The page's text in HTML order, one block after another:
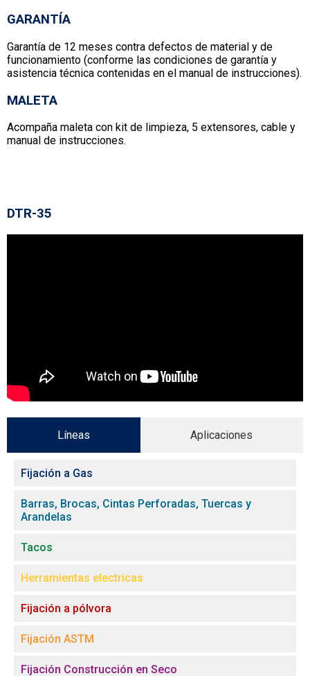
GARANTÍA
Garantía de 12 meses contra defectos de material y de
funcionamiento (conforme las condiciones de garantía y
asistencia técnica contenidas en el manual de instrucciones).
MALETA
Acompaña maleta con kit de limpieza, 5 extensores, cable y
manual de instrucciones.
DTR-35
Líneas Aplicaciones
Fijación a Gas
Barras, Brocas, Cintas Perforadas, Tuercas y
Arandelas
Tacos
Herramientas electricas
Fijación a pólvora
Fijación ASTM
Fijación Construcción en Seco